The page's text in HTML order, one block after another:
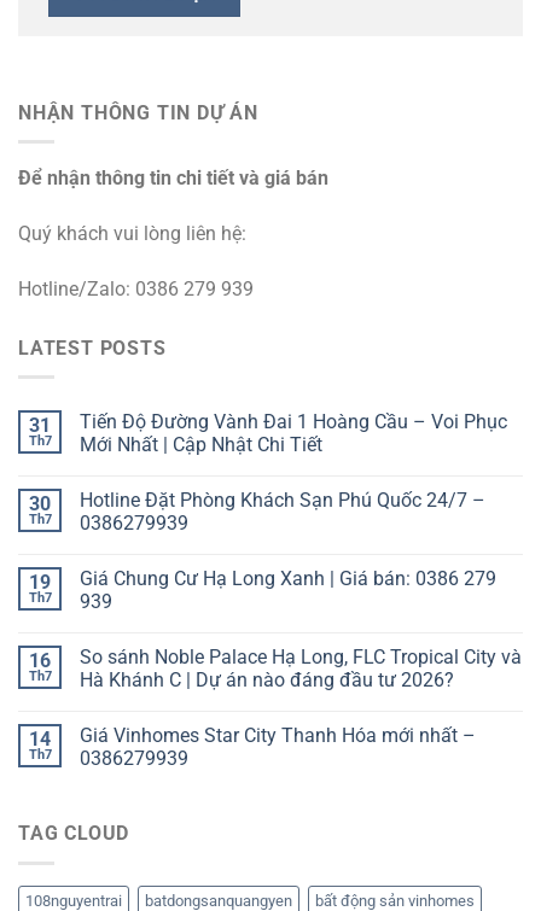
NHẬN THÔNG TIN DỰ ÁN
Để nhận thông tin chi tiết và giá bán
Quý khách vui lòng liên hệ:
Hotline/Zalo: 0386 279 939
LATEST POSTS
31
Th7
Tiến Độ Đường Vành Đai 1 Hoàng Cầu – Voi Phục
Mới Nhất | Cập Nhật Chi Tiết
30
Th7
Hotline Đặt Phòng Khách Sạn Phú Quốc 24/7 –
0386279939
19
Th7
Giá Chung Cư Hạ Long Xanh | Giá bán: 0386 279
939
16
Th7
So sánh Noble Palace Hạ Long, FLC Tropical City và
Hà Khánh C | Dự án nào đáng đầu tư 2026?
14
Th7
Giá Vinhomes Star City Thanh Hóa mới nhất –
0386279939
TAG CLOUD
108nguyentrai batdongsanquangyen bất động sản vinhomes